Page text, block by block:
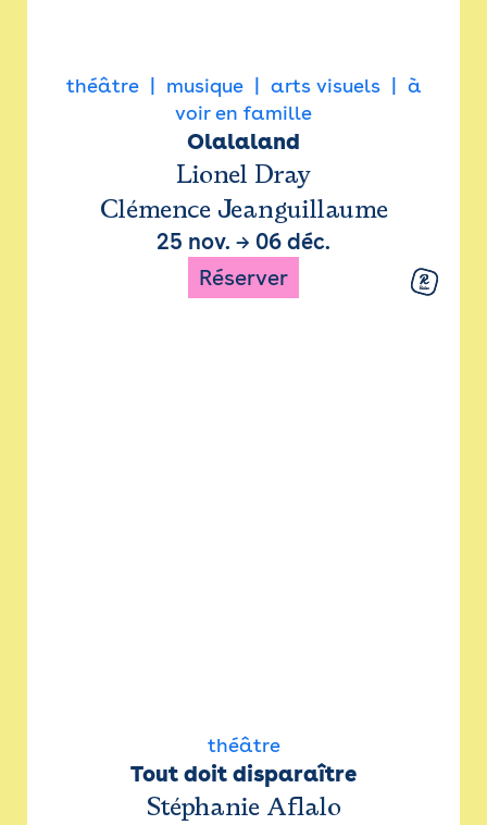
théâtre musique arts visuels
à
voir en famille
Olalaland
Lionel Dray
Clémence Jeanguillaume
25 nov. → 06 déc.
Réserver
théâtre
Tout doit disparaître
Stéphanie Aflalo